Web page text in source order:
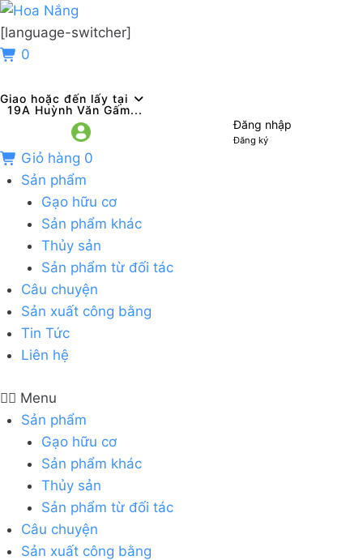
[language-switcher]
0
Giao hoặc đến lấy tại
19A Huỳnh Văn Gấm...
Đăng nhập
Đăng ký
Giỏ hàng 0
Sản phẩm
Gạo hữu cơ
Sản phẩm khác
Thủy sản
Sản phẩm từ đối tác
Câu chuyện
Sản xuất công bằng
Tin Tức
Liên hệ
Menu
Sản phẩm
Gạo hữu cơ
Sản phẩm khác
Thủy sản
Sản phẩm từ đối tác
Câu chuyện
Sản xuất công bằng